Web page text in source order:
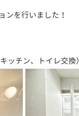
ンを行いました！
ッチン、トイレ交換）